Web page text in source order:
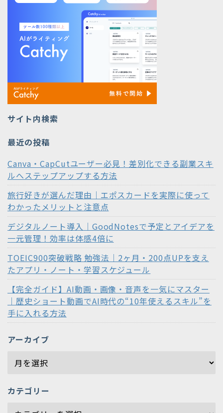
サイト内検索
最近の投稿
Canva・CapCutユーザー必見！差別化できる副業スキ
ルへステップアップする方法
旅行好きが選んだ理由｜エポスカードを実際に使って
わかったメリットと注意点
デジタルノート導入｜GoodNotesで予定とアイデアを
一元管理！効率は体感4倍に
TOEIC900突破戦略 勉強法｜2ヶ月・200点UPを支え
たアプリ・ノート・学習スケジュール
【完全ガイド】AI動画・画像・音声を一気にマスター
｜歴史ショート動画でAI時代の“10年使えるスキル”を
手に入れる方法
アーカイブ
カテゴリー